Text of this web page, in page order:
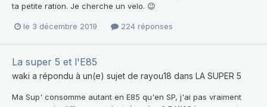
ta petite ration. Je cherche un velo. 😉
le 3 décembre 2019 224 réponses
La super 5 et l'E85
waki a répondu à un(e) sujet de rayou18 dans LA SUPER 5
Ma Sup' consomme autant en E85 qu'en SP, j'ai pas vraiment